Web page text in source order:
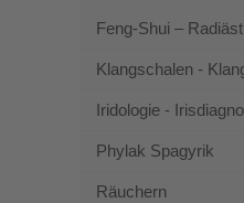
Feng-Shui –
Klangschalen -
Iridologie -
Phylak Spagyrik
Räuchern